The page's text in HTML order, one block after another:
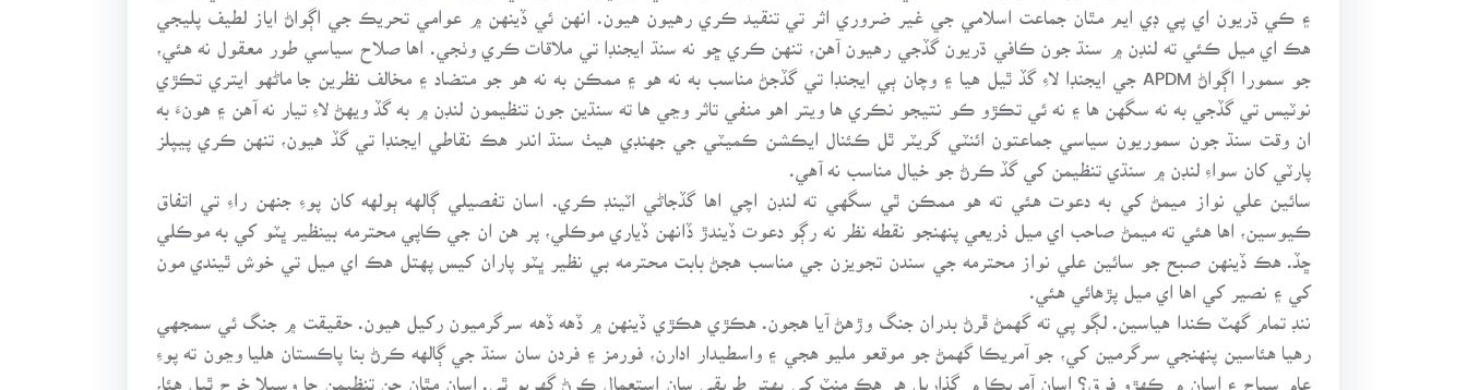
۽ ڪي ڌريون اي پي ڊي ايم مٿان جماعت اسلامي جي غير ضروري اثر تي تنقيد ڪري رهيون هيون. انهن ئي ڏينهن ۾ عوامي تحريڪ جي اڳواڻ اياز لطيف پليجي
هڪ اي ميل ڪئي ته لنڊن ۾ سنڌ جون ڪافي ڌريون گڏجي رهيون آهن، تنهن ڪري ڇو نه سنڌ ايجنڊا تي ملاقات ڪري وٺجي. اها صلاح سياسي طور معقول نه هئي،
جو سمورا اڳواڻ APDM جي ايجنڊا لاءِ گڏ ٿيل هيا ۽ وچان ٻي ايجنڊا تي گڏجڻ مناسب به نه هو ۽ ممڪن به نه هو جو متضاد ۽ مخالف نظرين جا ماڻهو ايتري تڪڙي
نوٽيس تي گڏجي به نه سگهن ها ۽ نه ئي تڪڙو ڪو نتيجو نڪري ها ويتر اهو منفي تاثر وڃي ها ته سنڌين جون تنظيمون لنڊن ۾ به گڏ ويهڻ لاءِ تيار نه آهن ۽ هونءَ به
ان وقت سنڌ جون سموريون سياسي جماعتون ائنٽي گريٽر ٿل ڪئنال ايڪشن ڪميٽي جي جهنڊي هيٺ سنڌ اندر هڪ نقاطي ايجنڊا تي گڏ هيون، تنهن ڪري پيپلز
پارٽي کان سواءِ لنڊن ۾ سنڌي تنظيمن کي گڏ ڪرڻ جو خيال مناسب نه آهي.
سائين علي نواز ميمڻ کي به دعوت هئي ته هو ممڪن ٿي سگهي ته لنڊن اچي اها گڏجاڻي اٽينڊ ڪري. اسان تفصيلي ڳالهه ٻولهه کان پوءِ جنهن راءِ تي اتفاق
ڪيوسين، اها هئي ته ميمڻ صاحب اي ميل ذريعي پنهنجو نقطه نظر نه رڳو دعوت ڏيندڙ ڏانهن ڏياري موڪلي، پر هن ان جي ڪاپي محترمه بينظير ڀٽو کي به موڪلي
ڇڏ. هڪ ڏينهن صبح جو سائين علي نواز محترمه جي سندن تجويزن جي مناسب هجڻ بابت محترمه بي نظير ڀٽو پاران کيس پهتل هڪ اي ميل تي خوش ٿيندي مون
کي ۽ نصير کي اها اي ميل پڙهائي هئي.
ننڊ تمام گهٽ ڪندا هياسين. لڳو پي ته گهمڻ ڦرڻ بدران جنگ وڙهڻ آيا هجون. هڪڙي هڪڙي ڏينهن ۾ ڏهه ڏهه سرگرميون رکيل هيون. حقيقت ۾ جنگ ئي سمجهي
رهيا هئاسين پنهنجي سرگرمين کي، جو آمريڪا گهمڻ جو موقعو مليو هجي ۽ واسطيدار ادارن، فورمز ۽ فردن سان سنڌ جي ڳالهه ڪرڻ بنا پاڪستان هليا وڃون ته پوءِ
عام سياح ۽ اسان ۾ ڪهڙو فرق؟ اسان آمريڪا ۾ گذاريل هر هڪ منٽ کي بهتر طريقي سان استعمال ڪرڻ گهريو ٿي. اسان مٿان جن تنظيمن جا وسيلا خرچ ٿيل هئا،